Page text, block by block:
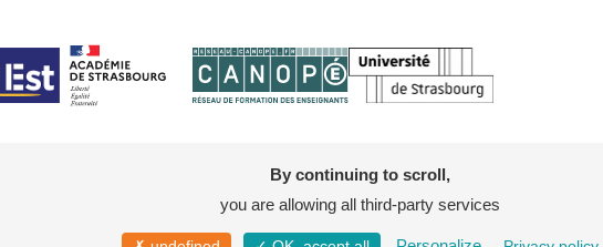
Mentions légales
By continuing to scroll,
you are allowing all third-party services